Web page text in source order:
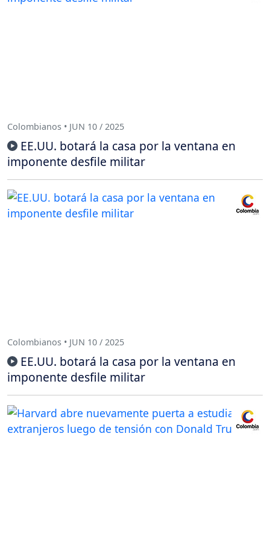
Colombianos • JUN 10 / 2025
EE.UU. botará la casa por la ventana en
imponente desfile militar
Colombianos • JUN 10 / 2025
EE.UU. botará la casa por la ventana en
imponente desfile militar